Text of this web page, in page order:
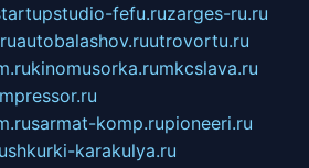
fefu.ruzarges-ru.ru
autobalashov.ruutrovortu.ru
kinomusorka.rumkcslava.ru
sarmat-komp.rupioneeri.ru
shkurki-karakulya.ru